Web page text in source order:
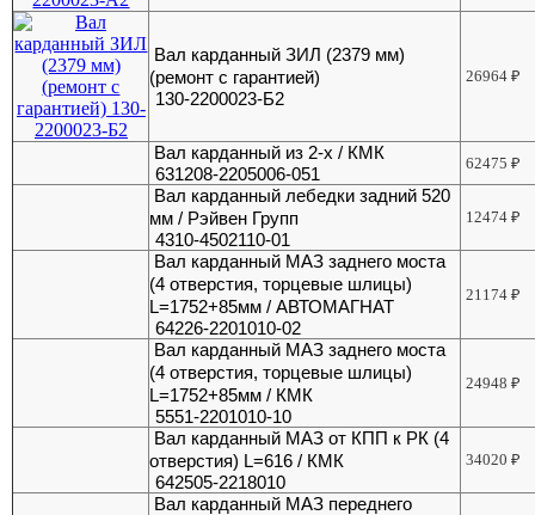
Вал карданный ЗИЛ (2379 мм)
(ремонт с гарантией)
130-2200023-Б2
26964₽
Вал карданный из 2-х / КМК
631208-2205006-051
62475₽
Вал карданный лебедки задний 520
мм / Рэйвен Групп
4310-4502110-01
12474₽
Вал карданный МАЗ заднего моста
(4 отверстия, торцевые шлицы)
L=1752+85мм / АВТОМАГНАТ
64226-2201010-02
21174₽
Вал карданный МАЗ заднего моста
(4 отверстия, торцевые шлицы)
L=1752+85мм / КМК
5551-2201010-10
24948₽
Вал карданный МАЗ от КПП к РК (4
отверстия) L=616 / КМК
642505-2218010
34020₽
Вал карданный МАЗ переднего